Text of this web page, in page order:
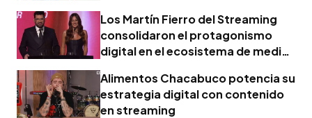
Los Martín Fierro del Streaming
consolidaron el protagonismo
digital en el ecosistema de medios
Alimentos Chacabuco potencia su
estrategia digital con contenido
en streaming